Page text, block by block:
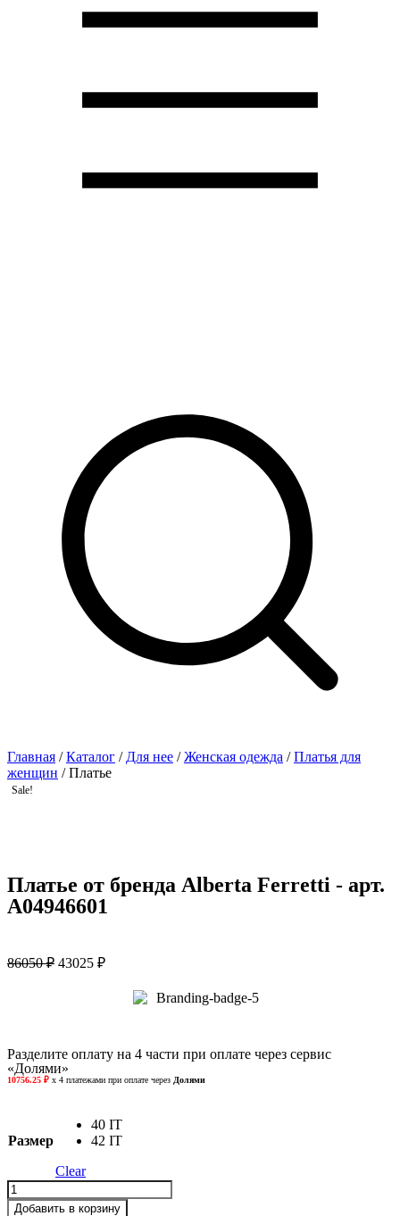
Главная /Каталог / Для нее /Женская одежда /Платья для
женщин / Платье
Sale!
Платье от бренда Alberta Ferretti - арт.
A04946601
86050₽ 43025 ₽
Разделите оплату на 4 части при оплате через сервис
«Долями»
Размер
40 IT
42 IT
Clear
Платье
quantity
Добавить в корзину